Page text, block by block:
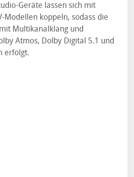
Geräte lassen sich mit
Modellen koppeln, sodass die
Multikanalklang und
Atmos, Dolby Digital 5.1 und
erfolgt.